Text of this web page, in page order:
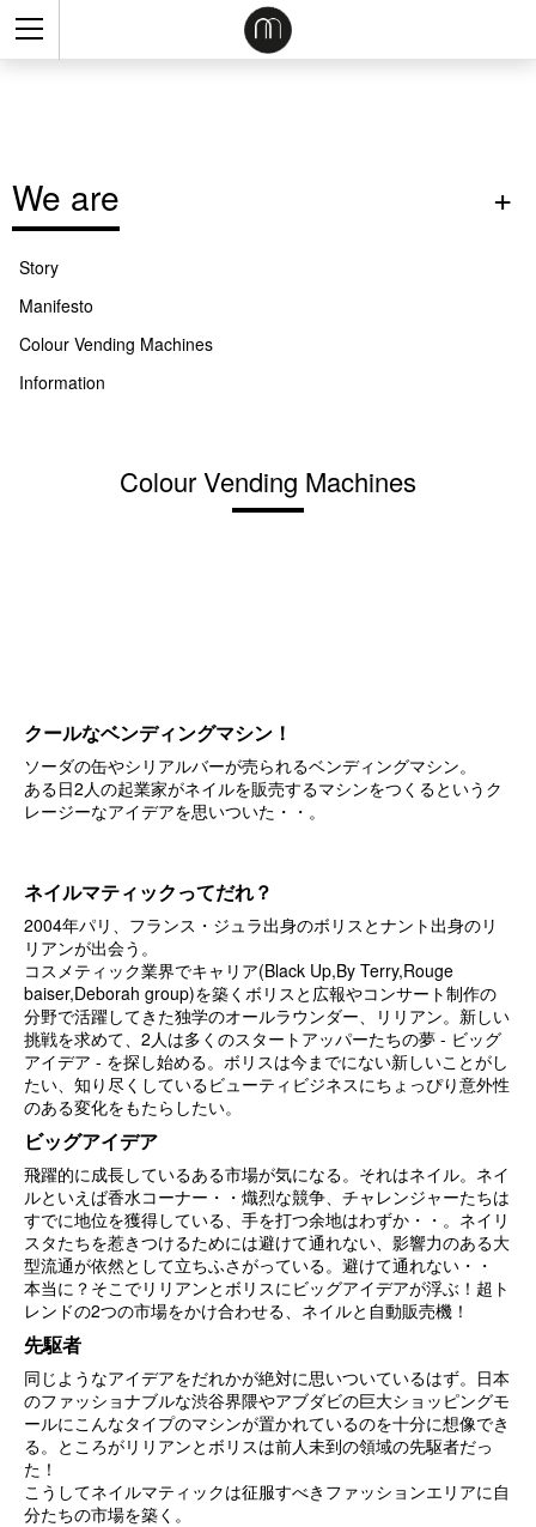
We are
Story
Manifesto
Colour Vending Machines
Information
Colour Vending Machines
クールなベンディングマシン！
ソーダの缶やシリアルバーが売られるベンディングマシン。
ある日2人の起業家がネイルを販売するマシンをつくるというク
レージーなアイデアを思いついた・・。
ネイルマティックってだれ？
2004年パリ、フランス・ジュラ出身のボリスとナント出身のリ
リアンが出会う。
コスメティック業界でキャリア(Black Up,By Terry,Rouge
baiser,Deborah group)を築くボリスと広報やコンサート制作の
分野で活躍してきた独学のオールラウンダー、リリアン。新しい
挑戦を求めて、2人は多くのスタートアッパーたちの夢 - ビッグ
アイデア - を探し始める。ボリスは今までにない新しいことがし
たい、知り尽くしているビューティビジネスにちょっぴり意外性
のある変化をもたらしたい。
ビッグアイデア
飛躍的に成長しているある市場が気になる。それはネイル。ネイ
ルといえば香水コーナー・・熾烈な競争、チャレンジャーたちは
すでに地位を獲得している、手を打つ余地はわずか・・。ネイリ
スタたちを惹きつけるためには避けて通れない、影響力のある大
型流通が依然として立ちふさがっている。避けて通れない・・
本当に？そこでリリアンとボリスにビッグアイデアが浮ぶ！超ト
レンドの2つの市場をかけ合わせる、ネイルと自動販売機！
先駆者
同じようなアイデアをだれかが絶対に思いついているはず。日本
のファッショナブルな渋谷界隈やアブダビの巨大ショッピングモ
ールにこんなタイプのマシンが置かれているのを十分に想像でき
る。ところがリリアンとボリスは前人未到の領域の先駆者だっ
た！
こうしてネイルマティックは征服すべきファッションエリアに自
分たちの市場を築く。